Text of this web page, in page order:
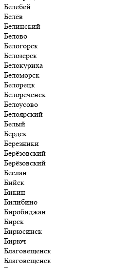
Белебей
Белёв
Белинский
Белово
Белогорск
Белозерск
Белокуриха
Беломорск
Белорецк
Белореченск
Белоусово
Белоярский
Белый
Бердск
Березники
Берёзовский
Берёзовский
Беслан
Бийск
Бикин
Билибино
Биробиджан
Бирск
Бирюсинск
Бирюч
Благовещенск
Благовещенск